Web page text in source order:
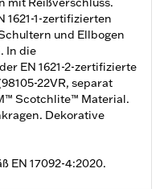
1621-1-zertifizierten
und Ellbogen
In die
EN 1621-2-zertifizierte
22VR, separat
Scotchlite™ Material.
Dekorative
EN 17092-4:2020.